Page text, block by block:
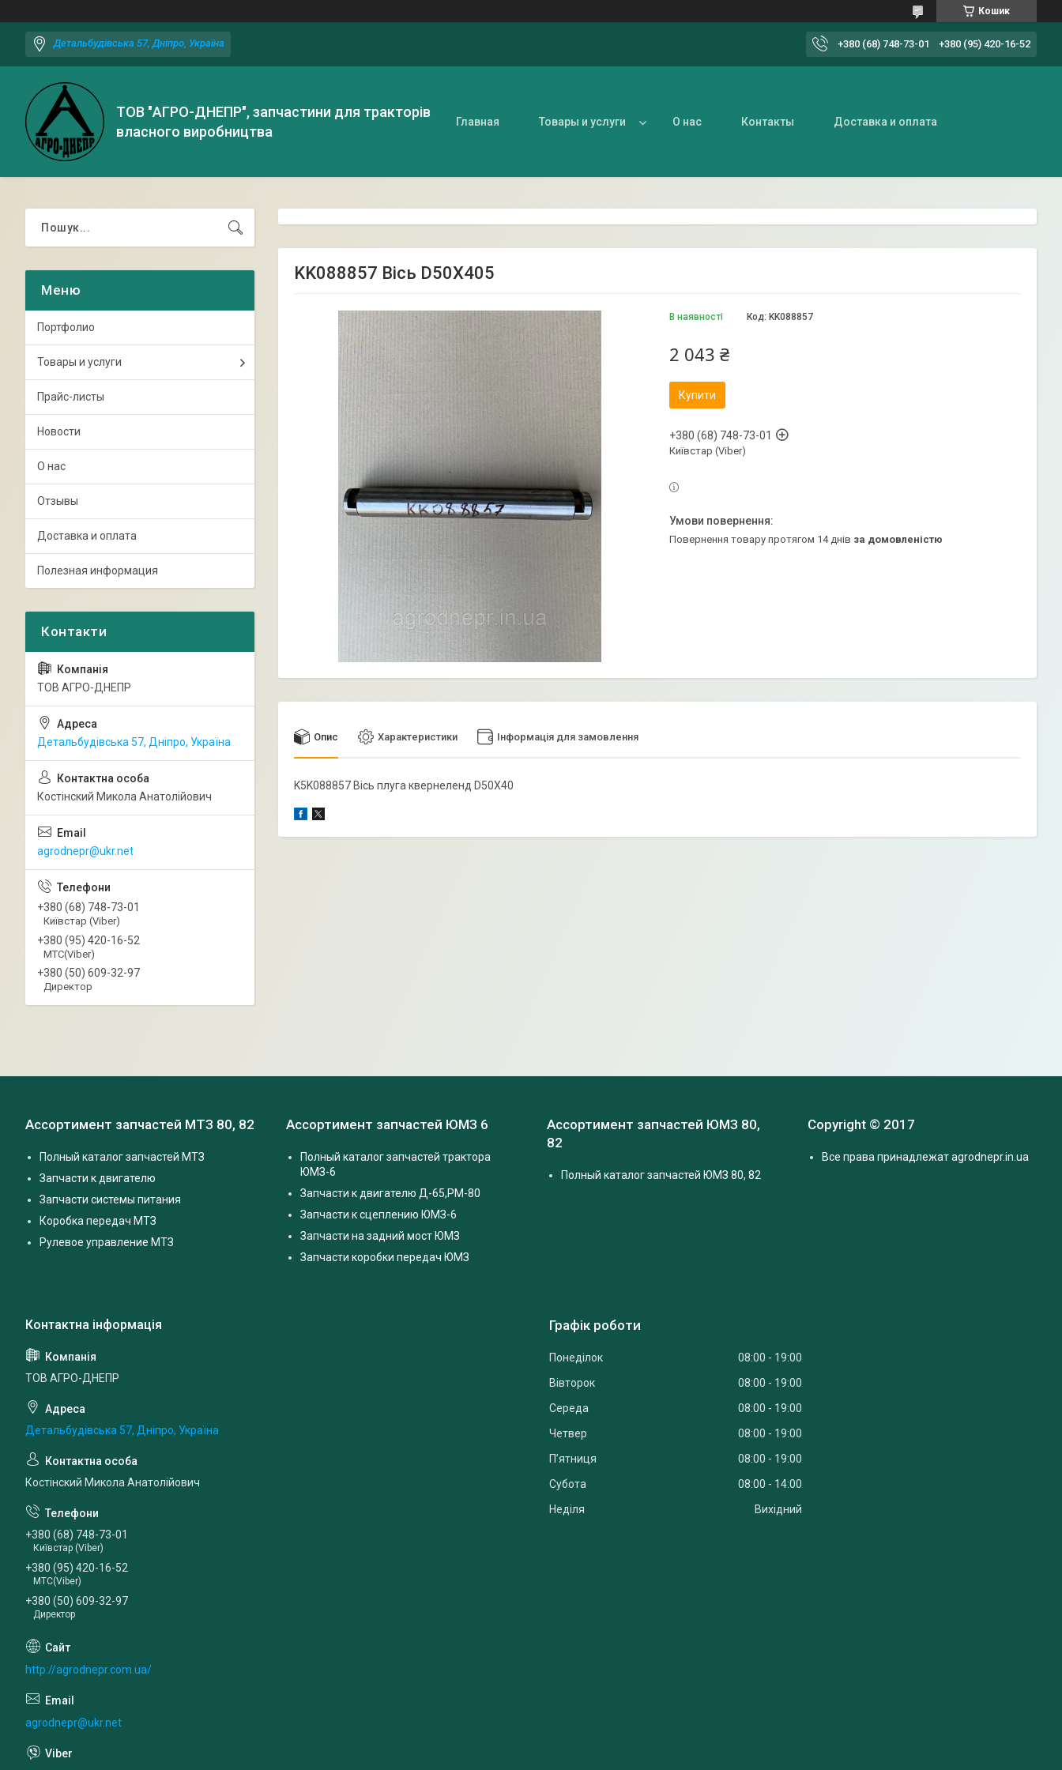
Кошик
Детальбудівська 57, Дніпро, Україна +380 (68) 748-73-01 +380 (95) 420-16-52
ТОВ "АГРО-ДНЕПР", запчастини для тракторів
власного виробництва
Главная Товары и услуги О нас Контакты Доставка и оплата
KK088857 Вісь D50X405
В наявності Код: KK088857
2 043 ₴
Купити
+380 (68) 748-73-01
Київстар (Viber)
повернення товару протягом 14 днів за домовленістю
Опис Характеристики Інформація для замовлення
K5K088857 Вісь плуга квернеленд D50X40
Портфолио
Товары и услуги
Прайс-листы
Новости
О нас
Отзывы
Доставка и оплата
Полезная информация
ТОВ АГРО-ДНЕПР
Детальбудівська 57, Дніпро, Україна
Костінский Микола Анатолійович
agrodnepr@ukr.net
+380 (68) 748-73-01
Київстар (Viber)
+380 (95) 420-16-52
МТС(Viber)
+380 (50) 609-32-97
Директор
Ассортимент запчастей МТЗ 80, 82
Полный каталог запчастей МТЗ
Запчасти к двигателю
Запчасти системы питания
Коробка передач МТЗ
Рулевое управление МТЗ
Ассортимент запчастей ЮМЗ 6
Полный каталог запчастей трактора
ЮМЗ-6
Запчасти к двигателю Д-65,РМ-80
Запчасти к сцеплению ЮМЗ-6
Запчасти на задний мост ЮМЗ
Запчасти коробки передач ЮМЗ
Ассортимент запчастей ЮМЗ 80,
82
Полный каталог запчастей ЮМЗ 80, 82
Copyright © 2017
Все права принадлежат agrodnepr.in.ua
ТОВ АГРО-ДНЕПР
Детальбудівська 57, Дніпро, Україна
Костінский Микола Анатолійович
+380 (68) 748-73-01
Київстар (Viber)
+380 (95) 420-16-52
МТС(Viber)
+380 (50) 609-32-97
Директор
http://agrodnepr.com.ua/
agrodnepr@ukr.net
Графік роботи
Понеділок 08:00
19:00
Вівторок
08:00
19:00
Середа
08:00
19:00
Четвер
08:00
19:00
Пʼятниця
08:00
19:00
Субота
08:00
14:00
Неділя
Вихідний